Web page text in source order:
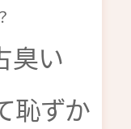
臭い
恥ずか